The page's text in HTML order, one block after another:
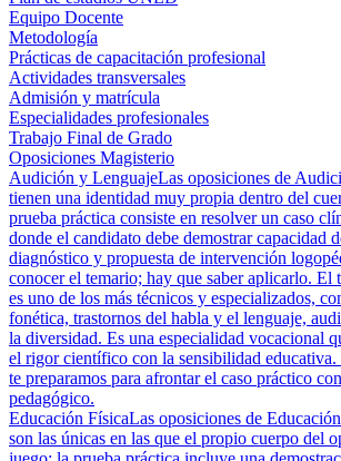
Equipo Docente
Metodología
Prácticas de capacitación profesional
Actividades transversales
Admisión y matrícula
Especialidades profesionales
Trabajo Final de Grado
Oposiciones Magisterio
Audición y LenguajeLas oposiciones de
tienen una identidad muy propia dentro del
prueba práctica consiste en resolver un caso
donde el candidato debe demostrar capacidad
diagnóstico y propuesta de intervención
conocer el temario; hay que saber aplicarlo. El
es uno de los más técnicos y especializados,
fonética, trastornos del habla y el lenguaje,
la diversidad. Es una especialidad vocacional
el rigor científico con la sensibilidad
te preparamos para afrontar el caso práctico
pedagógico.
Educación FísicaLas oposiciones de
son las únicas en las que el propio cuerpo del